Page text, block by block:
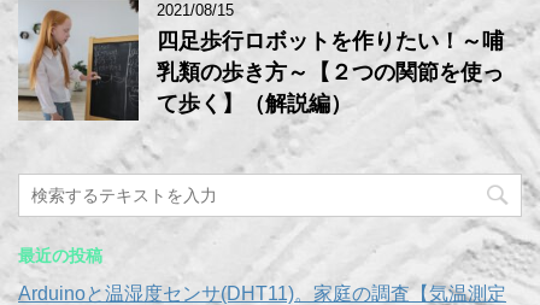
2021/08/15
四足歩行ロボットを作りたい！～哺
乳類の歩き方～【２つの関節を使っ
て歩く】（解説編）
最近の投稿
Arduinoと温湿度センサ(DHT11)。家庭の調査【気温測定